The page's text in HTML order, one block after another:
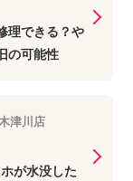
理できる？や
の可能性
津川店
が水没した